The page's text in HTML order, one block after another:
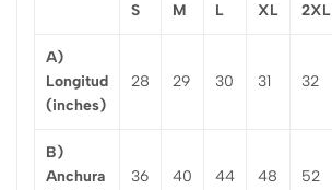
S M L XL 2XL
A)
Longitud
(inches)
28 29 30 31 32
B)
Anchura
36 40 44 48 52